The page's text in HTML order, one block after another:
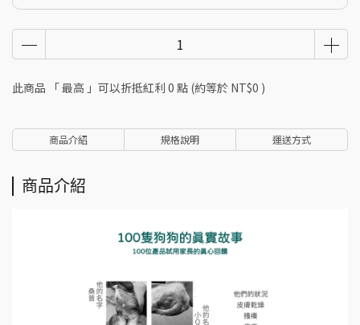
此商品 「 最高 」可以折抵紅利 0 點 (約等於 NT$0 )
商品介紹 規格說明 運送方式
商品介紹